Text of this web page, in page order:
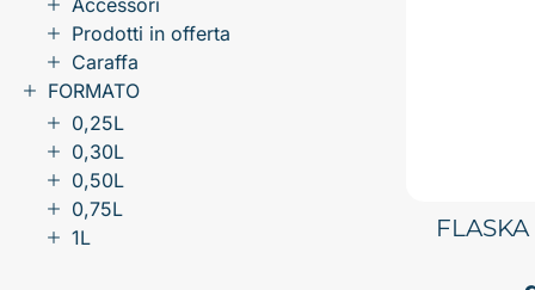
Accessori
Prodotti in offerta
Caraffa
FORMATO
0,25L
0,30L
0,50L
0,75L
1L